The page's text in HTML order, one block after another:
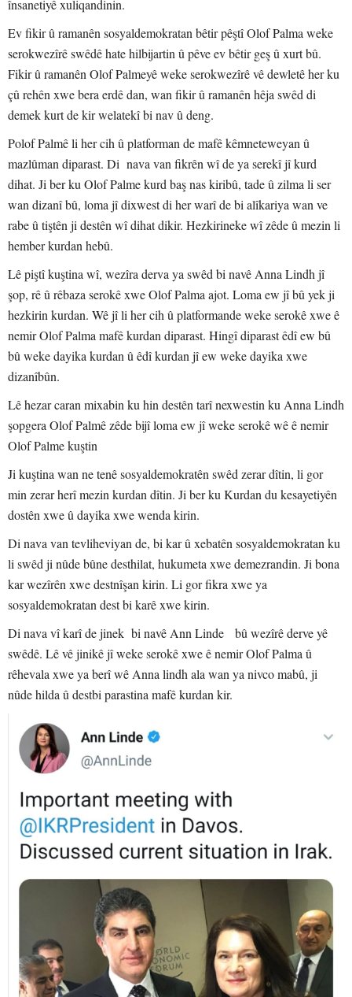
însanetiyê xuliqandinin.
Ev fikir û ramanên sosyaldemokratan bêtir pêştî Olof Palma weke
serokwezîrê swêdê hate hilbijartin û pêve ev bêtir geş û xurt bû.
Fikir û ramanên Olof Palmeyê weke serokwezîrê vê dewletê her ku
çû rehên xwe bera erdê dan, wan fikir û ramanên hêja swêd di
demek kurt de kir welatekî bi nav û deng.
Polof Palmê li her cih û platforman de mafê kêmneteweyan û
mazlûman diparast. Di nava van fikrên wî de ya serekî jî kurd
dihat. Ji ber ku Olof Palme kurd baş nas kiribû, tade û zilma li ser
wan dizanî bû, loma jî dixwest di her warî de bi alîkariya wan ve
rabe û tiştên ji destên wî dihat dikir. Hezkirineke wî zêde û mezin li
hember kurdan hebû.
Lê piştî kuştina wî, wezîra derva ya swêd bi navê Anna Lindh jî
şop, rê û rêbaza serokê xwe Olof Palma ajot. Loma ew jî bû yek ji
hezkirin kurdan. Wê jî li her cih û platformande weke serokê xwe ê
nemir Olof Palma mafê kurdan diparast. Hingî diparast êdî ew bû
bû weke dayika kurdan û êdî kurdan jî ew weke dayika xwe
dizanîbûn.
Lê hezar caran mixabin ku hin destên tarî nexwestin ku Anna Lindh
şopgera Olof Palmê zêde bijî loma ew jî weke serokê wê ê nemir
Olof Palme kuştin
Ji kuştina wan ne tenê sosyaldemokratên swêd zerar dîtin, li gor
min zerar herî mezin kurdan dîtin. Ji ber ku Kurdan du kesayetiyên
dostên xwe û dayika xwe wenda kirin.
Di nava van tevliheviyan de, bi kar û xebatên sosyaldemokratan ku
li swêd ji nûde bûne desthilat, hukumeta xwe demezrandin. Ji bona
kar wezîrên xwe destnîşan kirin. Li gor fikra xwe ya
sosyaldemokratan dest bi karê xwe kirin.
Di nava vî karî de jinek bi navê Ann Linde bû wezîrê derve yê
swêdê. Lê vê jinikê jî weke serokê xwe ê nemir Olof Palma û
rêhevala xwe ya berî wê Anna lindh ala wan ya nivco mabû, ji
nûde hilda û destbi parastina mafê kurdan kir.